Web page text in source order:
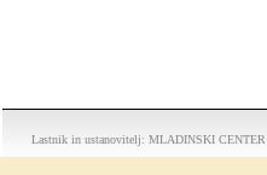
Lastnik in ustanovitelj: MLADINSKI